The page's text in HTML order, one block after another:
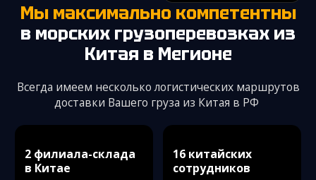
Мы максимально компетентны
в морских грузоперевозках из
Китая в Мегионе
Всегда имеем несколько логистических маршрутов
доставки Вашего груза из Китая в РФ
2 филиала-склада
в Китае
16 китайских
сотрудников